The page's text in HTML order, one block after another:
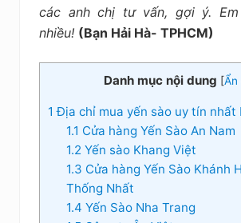
các anh chị tư vấn, gợi ý.
nhiều! (Bạn Hải Hà- TPHCM)
Danh mục nội dung [Ẩn
1 Địa chỉ mua yến sào uy tín nhất
1.1 Cửa hàng Yến Sào An Nam
1.2 Yến sào Khang Việt
1.3 Cửa hàng Yến Sào Khánh
Thống Nhất
1.4 Yến Sào Nha Trang